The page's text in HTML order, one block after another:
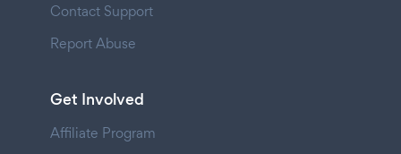
Contact Support
Report Abuse
Get Involved
Affiliate Program